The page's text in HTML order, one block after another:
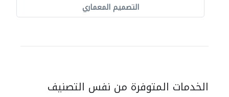
التصميم المعماري
الخدمات المتوفرة من نفس التصنيف